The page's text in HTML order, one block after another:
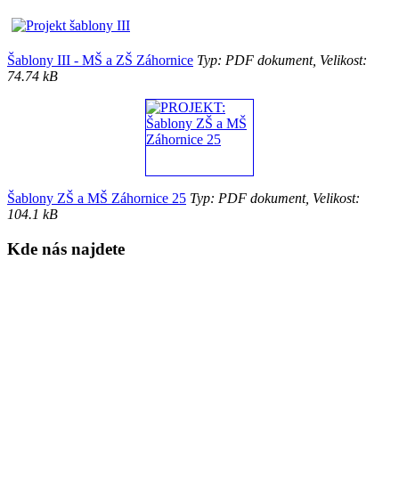
Šablony III - MŠ a ZŠ Záhornice Typ: PDF dokument, Velikost:
74.74 kB
Šablony ZŠ a MŠ Záhornice 25 Typ: PDF dokument, Velikost:
104.1 kB
Kde nás najdete